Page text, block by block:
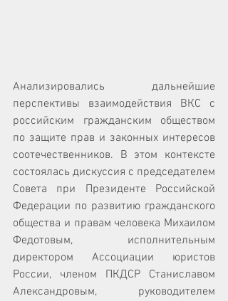
Анализировались дальнейшие
перспективы взаимодействия ВКС с
российским гражданским обществом
по защите прав и законных интересов
соотечественников. В этом контексте
состоялась дискуссия с председателем
Совета при Президенте Российской
Федерации по развитию гражданского
общества и правам человека Михаилом
Федотовым, исполнительным
директором Ассоциации юристов
России, членом ПКДСР Станиславом
Александровым, руководителем